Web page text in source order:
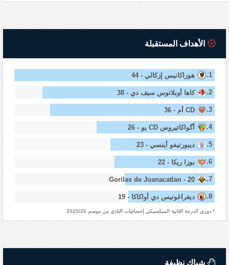
الأهداف المستقبلة
1. هوراكانيس إزكالي - 44
2. كاها أوبلاتوس سيف دي - 38
3. CD أم - 36
4. أگواكاتيروس CD يو - 26
5. ديبورتيفو أينسي - 23
6. بوزا ريكا - 22
7.
Gorilas de Juanacatlan - 20
8. ديغراغونيس دي أواكاكا - 19
* دوري الدرجة الثانية الميكسيكي إحصائيات النادي من موسم 2025/26
شباك نظيفة